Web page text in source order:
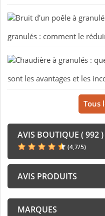
granulés : comment le
sont les avantages et les
Tous
AVIS BOUTIQUE ( 992 )
(4,7/5)
AVIS PRODUITS
MARQUES